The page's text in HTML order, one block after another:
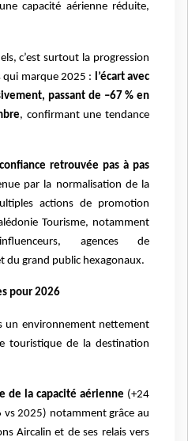
capacité aérienne réduite,
c’est surtout la progression
qui marque 2025 :
l’écart avec
passant de –67 % en
, confirmant une tendance
confiance retrouvée pas à pas
par la normalisation de la
actions de promotion
Tourisme, notamment
agences de
du grand public hexagonaux.
pour 2026
un environnement nettement
touristique de la destination
de la capacité aérienne (+24
vs 2025) notamment grâce au
Aircalin et de ses relais vers